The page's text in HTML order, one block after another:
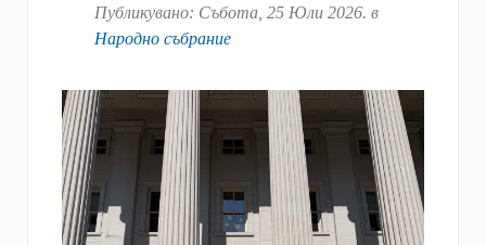
Публикувано: Събота, 25 Юли 2026. в
Народно събрание